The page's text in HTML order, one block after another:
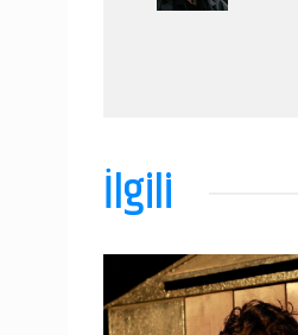
İlgili